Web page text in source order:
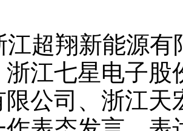
翔新能源有
浙江七星电子股
限公司、浙江